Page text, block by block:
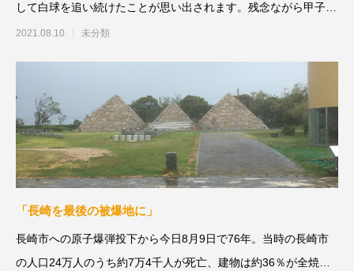
して白球を追い続けたことが思い出されます。残念ながら甲子園
出場はなりませ
2021.08.10 未分類
「長崎を最後の被爆地に」
長崎市への原子爆弾投下から今日8月9日で76年。当時の長崎市
の人口24万人のうち約7万4千人が死亡、建物は約36％が全焼ま